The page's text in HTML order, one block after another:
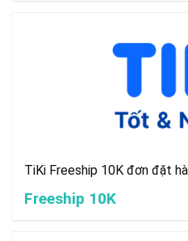
TiKi Freeship 10K đơn đặt
Freeship 10K